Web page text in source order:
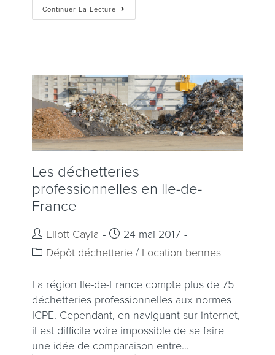
Continuer La Lecture
Les déchetteries
professionnelles en Ile-de-
France
Eliott Cayla
24 mai 2017
Dépôt déchetterie / Location bennes
La région Ile-de-France compte plus de 75
déchetteries professionnelles aux normes
ICPE. Cependant, en naviguant sur internet,
il est difficile voire impossible de se faire
une idée de comparaison entre…